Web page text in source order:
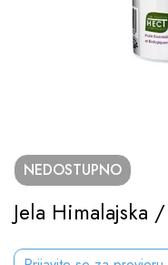
NEDOSTUPNO
Jela Himalajska